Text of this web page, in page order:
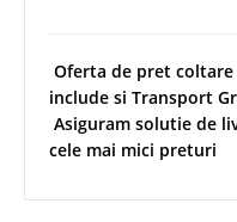
Oferta de pret
include si Transport
Asiguram solutie de
cele mai mici preturi